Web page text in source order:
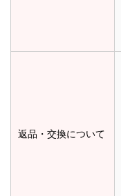
返品・交換について